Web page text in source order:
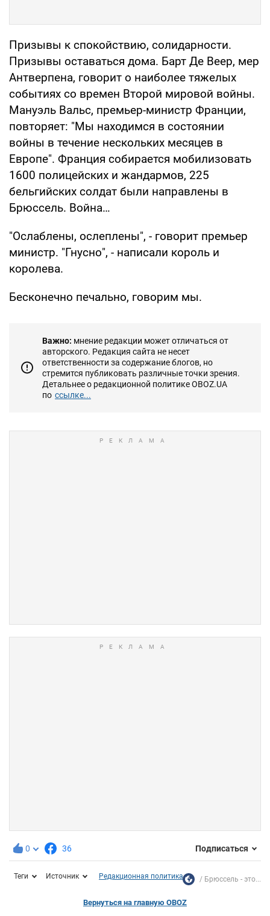
Призывы к спокойствию, солидарности.
Призывы оставаться дома. Барт Де Веер, мер
Антверпена, говорит о наиболее тяжелых
событиях со времен Второй мировой войны.
Мануэль Вальс, премьер-министр Франции,
повторяет: "Мы находимся в состоянии
войны в течение нескольких месяцев в
Европе". Франция собирается мобилизовать
1600 полицейских и жандармов, 225
бельгийских солдат были направлены в
Брюссель. Война…
"Ослаблены, ослеплены", - говорит премьер
министр. "Гнусно", - написали король и
королева.
Бесконечно печально, говорим мы.
Важно: мнение редакции может отличаться от
авторского. Редакция сайта не несет
ответственности за содержание блогов, но
стремится публиковать различные точки зрения.
Детальнее о редакционной политике OBOZ.UA
по ссылке...
0 36 Подписаться
Теги Источник Редакционная политика Брюссель - это...
Вернуться на главную OBOZ